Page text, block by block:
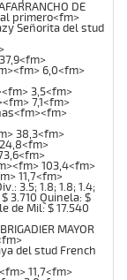
DE
al primero<fm>
Señorita del stud
6,0<fm>
3,5<fm>
7,1<fm>
38,3<fm>
103,4<fm>
11,7<fm>
3.5; 1.8; 1.8; 1.4;
3.710 Quinela: $
de Mil: $ 17.540
MAYOR
del stud French
11,7<fm>